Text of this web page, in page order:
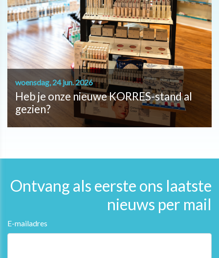
woensdag, 24 jun. 2026
Heb je onze nieuwe KORRES-stand al
gezien?
Ontvang als eerste ons laatste
nieuws per mail
E-mailadres